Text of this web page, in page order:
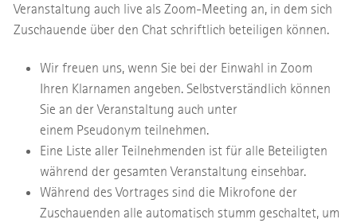
Veranstaltung auch live als Zoom-Meeting an, in dem sich
Zuschauende über den Chat schriftlich beteiligen können.
Wir freuen uns, wenn Sie bei der Einwahl in Zoom
Ihren Klarnamen angeben. Selbstverständlich können
Sie an der Veranstaltung auch unter
einem Pseudonym teilnehmen.
Eine Liste aller Teilnehmenden ist für alle Beteiligten
während der gesamten Veranstaltung einsehbar.
Während des Vortrages sind die Mikrofone der
Zuschauenden alle automatisch stumm geschaltet, um